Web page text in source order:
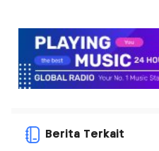
Berita Terkait